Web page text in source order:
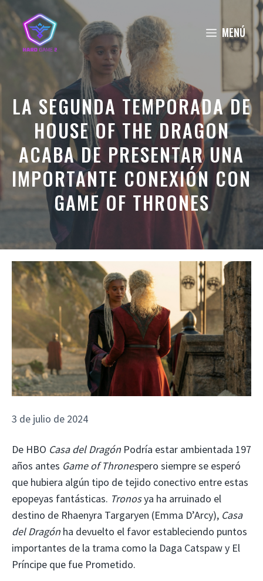
al
contenido
MENÚ
LA SEGUNDA TEMPORADA DE
HOUSE OF THE DRAGON
ACABA DE PRESENTAR UNA
IMPORTANTE CONEXIÓN CON
GAME OF THRONES
3 de julio de 2024
De HBO Casa del Dragón Podría estar ambientada 197
años antes Game of Thronespero siempre se esperó
que hubiera algún tipo de tejido conectivo entre estas
epopeyas fantásticas. Tronosya ha arruinado el
destino de Rhaenyra Targaryen (Emma D’Arcy), Casa
del Dragón ha devuelto el favor estableciendo puntos
importantes de la trama como la Daga Catspaw y El
Príncipe que fue Prometido.